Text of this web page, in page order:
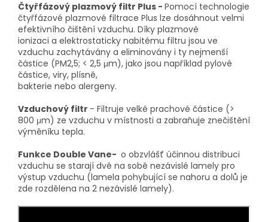
Čtyřfázový plazmový filtr Plus - Pomocí technologie
čtyřfázové plazmové filtrace Plus lze dosáhnout velmi
efektivního čištění vzduchu. Díky plazmové
ionizaci a elektrostaticky nabitému filtru jsou ve
vzduchu zachytávány a eliminovány i ty nejmenší
částice (PM2,5; < 2,5 μm), jako jsou například pylové
částice, viry, plísně,
bakterie nebo alergeny.
Vzduchový filtr - Filtruje velké prachové částice (>
800 μm) ze vzduchu v místnosti a zabraňuje znečištění
výměníku tepla.
Funkce Double Vane- o obzvlášť účinnou distribuci
vzduchu se starají dvě na sobě nezávislé lamely pro
výstup vzduchu (lamela pohybující se nahoru a dolů je
zde rozdělena na 2 nezávislé lamely).